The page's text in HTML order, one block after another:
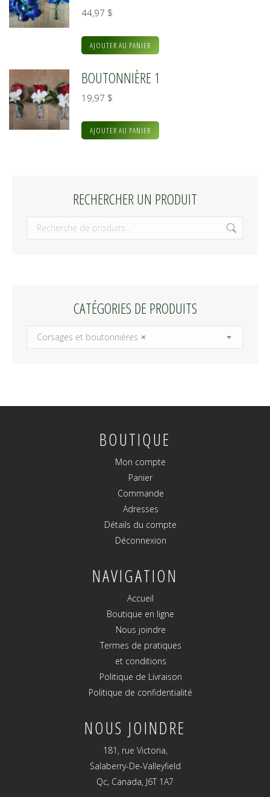
44,97 $
AJOUTER AU PANIER
BOUTONNIÈRE 1
19,97 $
AJOUTER AU PANIER
RECHERCHER UN PRODUIT
CATÉGORIES DE PRODUITS
×
Corsages et boutonnières
BOUTIQUE
Mon compte
Panier
Commande
Adresses
Détails du compte
Déconnexion
NAVIGATION
Accueil
Boutique en ligne
Nous joindre
Termes de pratiques
et conditions
Politique de Livraison
Politique de confidentialité
NOUS JOINDRE
181, rue Victoria,
Salaberry-De-Valleyfield
Qc, Canada, J6T 1A7